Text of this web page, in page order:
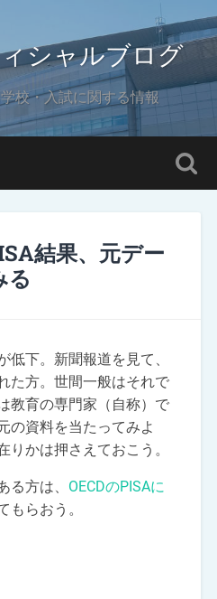
シャルブログ
校・入試に関する情報
結果、元デー
る
下。新聞報道を見て、
た方。世間一般はそれで
教育の専門家（自称）で
の資料を当たってみよ
りかは押さえておこう。
方は、 OECDのPISAに
もらおう。